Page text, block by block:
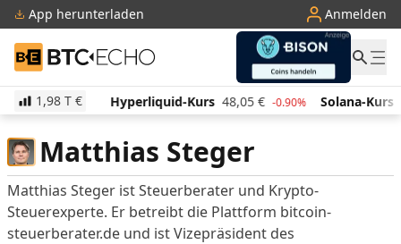
App herunterladen Anmelden
BTC-ECHO
1,98 T €
508,34 € 0.00% Hyperliquid-Kurs 48,05 € -0.90% Solana-Kurs
Matthias Steger
Matthias Steger ist Steuerberater und Krypto-
Steuerexperte. Er betreibt die Plattform bitcoin-
steuerberater.de und ist Vizepräsident des